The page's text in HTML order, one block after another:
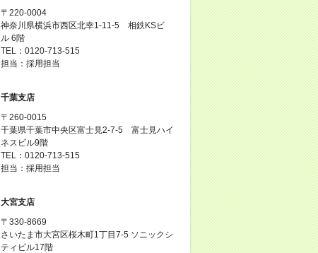
〒220-0004
神奈川県横浜市西区北幸1-11-5 相鉄KSビ
ル 6階
TEL：0120-713-515
担当：採用担当
千葉支店
〒260-0015
千葉県千葉市中央区富士見2-7-5 富士見ハイ
ネスビル9階
TEL：0120-713-515
担当：採用担当
大宮支店
〒330-8669
さいたま市大宮区桜木町1丁目7-5 ソニックシ
ティビル17階